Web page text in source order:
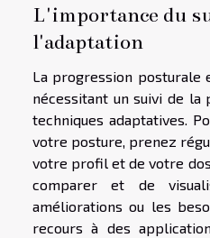
L'importance du
l'adaptation
La progression posturale
nécessitant un suivi de la
techniques adaptatives.
votre posture, prenez
votre profil et de votre
comparer et de
améliorations ou les
recours à des